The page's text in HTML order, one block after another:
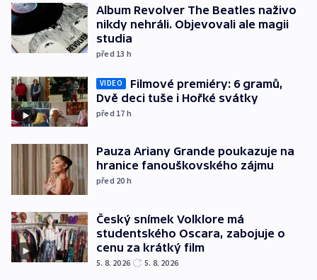
Album Revolver The Beatles naživo
nikdy nehráli. Objevovali ale magii
studia
před 13 h
VIDEO
Filmové premiéry: 6 gramů,
Dvě deci tuše i Hořké svátky
před 17 h
Pauza Ariany Grande poukazuje na
hranice fanouškovského zájmu
před 20 h
Český snímek Volklore má
studentského Oscara, zabojuje o
cenu za krátký film
5. 8. 2026 5. 8. 2026